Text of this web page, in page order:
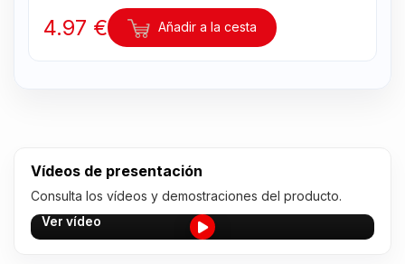
4.97 € Añadir a la cesta
Vídeos de presentación
Consulta los vídeos y demostraciones del producto.
Ver vídeo